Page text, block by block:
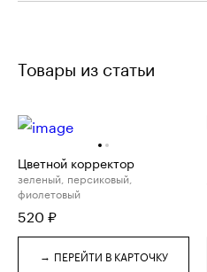
Товары из статьи
Цветной корректор
зеленый, персиковый,
фиолетовый
520 ₽
→ ПЕРЕЙТИ В КАРТОЧКУ